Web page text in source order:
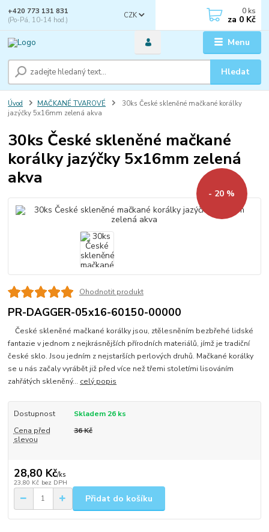
Menu
CZK
Hledat
+420 773 131 831
(Po-Pá, 10-14 hod.)
0 ks
za 0 Kč
Úvod MAČKANÉ TVAROVÉ
30ks České skleněné mačkané korálky
jazýčky 5x16mm zelená akva
30ks České skleněné mačkané
korálky jazýčky 5x16mm zelená
akva
- 20 %
Ohodnotit produkt
PR-DAGGER-05x16-60150-00000
České skleněné mačkané korálky jsou, ztělesněním bezbřehé lidské
fantazie v jednom z nejkrásnějších přírodních materiálů, jímž je tradiční
české sklo. Jsou jedním z nejstarších perlových druhů. Mačkané korálky
se u nás začaly vyrábět již před více než třemi stoletími lisováním
zahřátých skleněný... celý popis
Dostupnost
Skladem 26 ks
Cena před
slevou
36 Kč
28,80 Kč/ks
23,80 Kč bez DPH
Přidat do košíku